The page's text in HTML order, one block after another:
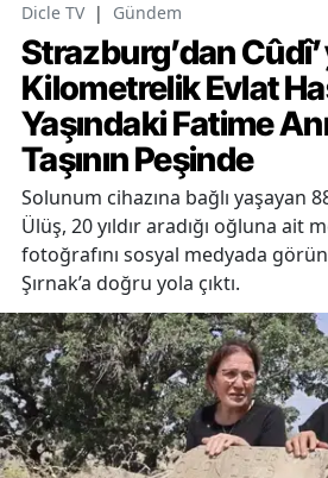
Dicle TV | Gündem
Strazburg’dan
Kilometrelik Evlat
Yaşındaki Fatime
Taşının Peşinde
Solunum cihazına bağlı yaşayan
Ülüş, 20 yıldır aradığı oğluna ait
fotoğrafını sosyal medyada
Şırnak’a doğru yola çıktı.